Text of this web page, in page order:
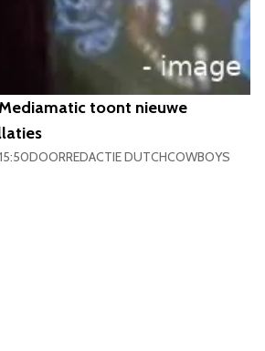
toont nieuwe
DOORREDACTIE DUTCHCOWBOYS